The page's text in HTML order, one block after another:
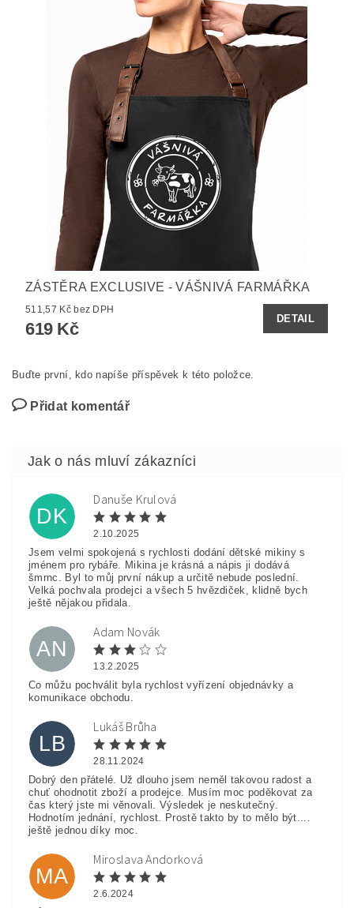
ZÁSTĚRA EXCLUSIVE - VÁŠNIVÁ FARMÁŘKA
511,57 Kč bez DPH
619 Kč
DETAIL
Buďte první, kdo napíše příspěvek k této položce.
Přidat komentář
DK
Danuše Krulová
2.10.2025
Jsem velmi spokojená s rychlosti dodání dětské mikiny s
jménem pro rybáře. Mikina je krásná a nápis ji dodává
šmrnc. Byl to můj první nákup a určitě nebude poslední.
Velká pochvala prodejci a všech 5 hvězdiček, klidně bych
ještě nějakou přidala.
AN
Adam Novák
13.2.2025
Co můžu pochválit byla rychlost vyřízení objednávky a
komunikace obchodu.
LB
Lukáš Brůha
28.11.2024
Dobrý den přátelé. Už dlouho jsem neměl takovou radost a
chuť ohodnotit zboží a prodejce. Musím moc poděkovat za
čas který jste mi věnovali. Výsledek je neskutečný.
Hodnotím jednání, rychlost. Prostě takto by to mělo být....
ještě jednou díky moc.
MA
Miroslava Andorková
2.6.2024